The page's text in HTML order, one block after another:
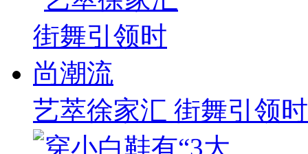
艺萃徐家汇 街舞引领